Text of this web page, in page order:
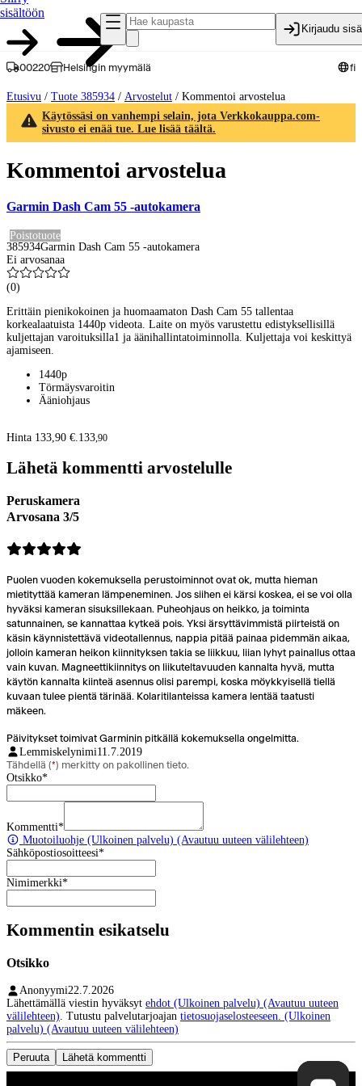
sisältöön
Kirjaudu
00220 Helsingin myymälä fi
Etusivu / Tuote 385934 / Arvostelut / Kommentoi arvostelua
Käytössäsi on vanhempi selain, jota Verkkokauppa.com-
sivusto ei enää tue. Lue lisää täältä.
Kommentoi arvostelua
Garmin Dash Cam 55 -autokamera
Poistotuote
385934Garmin Dash Cam 55 -autokamera
Ei arvosanaa
(0)
Erittäin pienikokoinen ja huomaamaton Dash Cam 55 tallentaa
korkealaatuista 1440p videota. Laite on myös varustettu edistyksellisillä
kuljettajan varoituksilla1 ja äänihallintatoiminnolla. Kuljettaja voi keskittyä
ajamiseen.
1440p
Törmäysvaroitin
Ääniohjaus
Hinta 133,90 €. 133,90
Lähetä kommentti arvostelulle
Peruskamera
Arvosana 3/5
Puolen vuoden kokemuksella perustoiminnot ovat ok, mutta hieman
mietityttää kameran lämpeneminen. Jos siihen ei kärsi koskea, ei se voi olla
hyväksi kameran sisuksillekaan. Puheohjaus on heikko, ja toiminta
satunnainen, se kannattaa kytkeä pois. Yksi ärsyttävimmistä piirteistä on
käsin käynnistettävä videotallennus, nappia pitää painaa pidemmän aikaa,
jolloin kameran heikon kiinnityksen takia se liikkuu, liian lyhyt painallus ottaa
vain kuvan. Magneettikiinnitys on liikuteltavuuden kannalta hyvä, mutta
käytön kannalta kiinteä asennus olisi parempi, koska möykkyisellä tiellä
kuvaan tulee pientä tärinää. Kolaritilanteissa kamera lentää taatusti
mäkeen.
Päivitykset toimivat Garminin pitkällä kokemuksella ongelmitta.
Lemmiskelynimi11.7.2019
Tähdellä (*) merkitty on pakollinen tieto.
Otsikko*
Kommentti*
Muotoiluohje (Ulkoinen palvelu) (Avautuu uuteen välilehteen)
Sähköpostiosoitteesi*
Nimimerkki*
Kommentin esikatselu
Otsikko
Anonyymi22.7.2026
Lähettämällä viestin hyväksyt ehdot (Ulkoinen palvelu) (Avautuu uuteen
välilehteen). Tutustu palvelutarjoajan tietosuojaselosteeseen. (Ulkoinen
palvelu) (Avautuu uuteen välilehteen)
Peruuta Lähetä kommentti